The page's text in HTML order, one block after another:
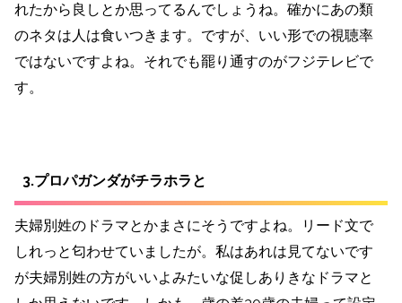
れたから良しとか思ってるんでしょうね。確かにあの類
のネタは人は食いつきます。ですが、いい形での視聴率
ではないですよね。それでも罷り通すのがフジテレビで
す。
3.プロパガンダがチラホラと
夫婦別姓のドラマとかまさにそうですよね。リード文で
しれっと匂わせていましたが。私はあれは見てないです
が夫婦別姓の方がいいよみたいな促しありきなドラマと